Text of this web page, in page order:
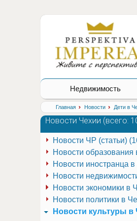
Недвижимость
Главная › Новости › Дети в
Новости Чехии (всего:
Новости политики в
Новости ЧР (статьи)